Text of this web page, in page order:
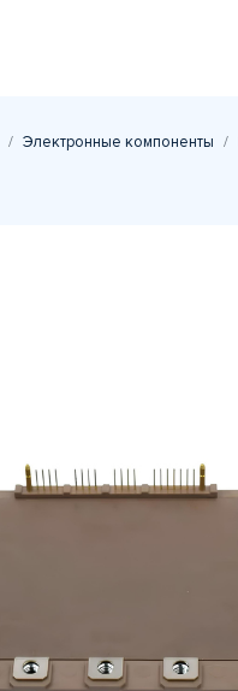
Электронные компоненты